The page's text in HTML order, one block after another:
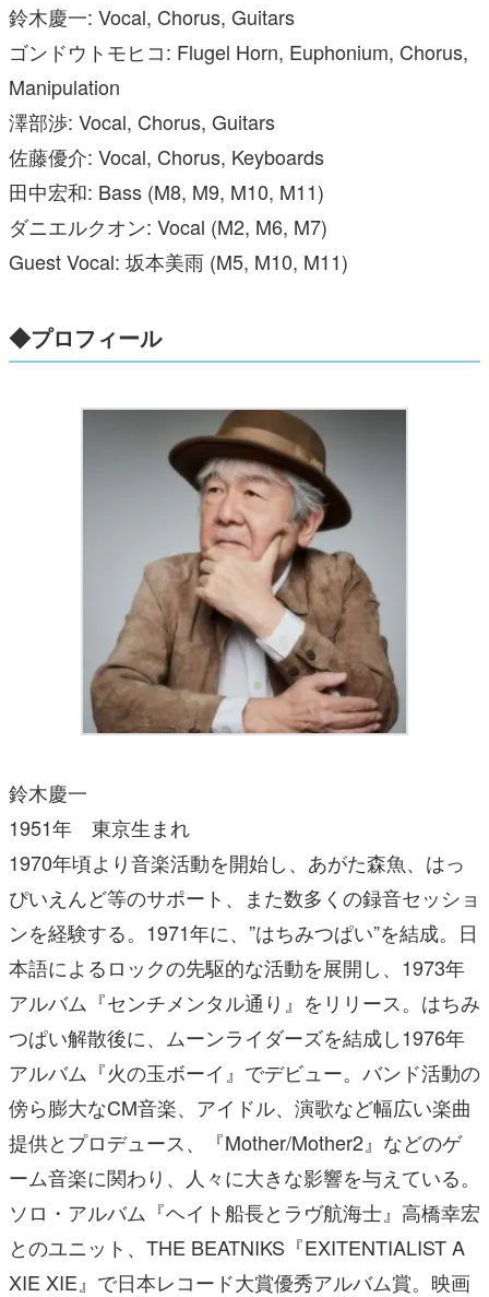
鈴木慶一: Vocal, Chorus, Guitars
ゴンドウトモヒコ: Flugel Horn, Euphonium, Chorus,
Manipulation
澤部渉: Vocal, Chorus, Guitars
佐藤優介: Vocal, Chorus, Keyboards
田中宏和: Bass (M8, M9, M10, M11)
ダニエルクオン: Vocal (M2, M6, M7)
Guest Vocal: 坂本美雨 (M5, M10, M11)
◆プロフィール
鈴木慶一
1951年 東京生まれ
1970年頃より音楽活動を開始し、あがた森魚、はっ
ぴいえんど等のサポート、また数多くの録音セッショ
ンを経験する。1971年に、”はちみつぱい”を結成。日
本語によるロックの先駆的な活動を展開し、1973年
アルバム『センチメンタル通り』をリリース。はちみ
つぱい解散後に、ムーンライダーズを結成し1976年
アルバム『火の玉ボーイ』でデビュー。バンド活動の
傍ら膨大なCM音楽、アイドル、演歌など幅広い楽曲
提供とプロデュース、『Mother/Mother2』などのゲ
ーム音楽に関わり、人々に大きな影響を与えている。
ソロ・アルバム『ヘイト船長とラヴ航海士』高橋幸宏
とのユニット、THE BEATNIKS『EXITENTIALIST A
XIE XIE』で日本レコード大賞優秀アルバム賞。映画